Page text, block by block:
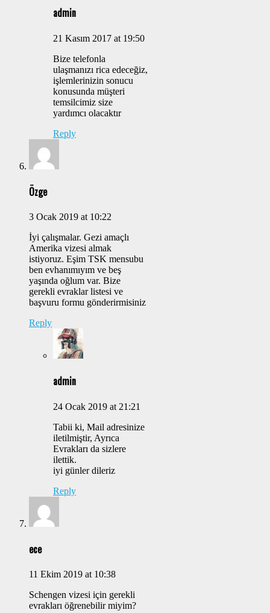
admin
21 Kasım 2017 at 19:50
Bize telefonla
ulaşmanızı rica edeceğiz,
işlemlerinizin sonucu
konusunda müşteri
temsilcimiz size
yardımcı olacaktır
Reply
Özge
3 Ocak 2019 at 10:22
İyi çalışmalar. Gezi amaçlı
Amerika vizesi almak
istiyoruz. Eşim TSK mensubu
ben evhanımıyım ve beş
yaşında oğlum var. Bize
gerekli evraklar listesi ve
başvuru formu gönderirmisiniz
Reply
admin
24 Ocak 2019 at 21:21
Tabii ki, Mail adresinize
iletilmiştir, Ayrıca
Evrakları da sizlere
ilettik.
iyi günler dileriz
Reply
ece
11 Ekim 2019 at 10:38
Schengen vizesi için gerekli
evrakları öğrenebilir miyim?